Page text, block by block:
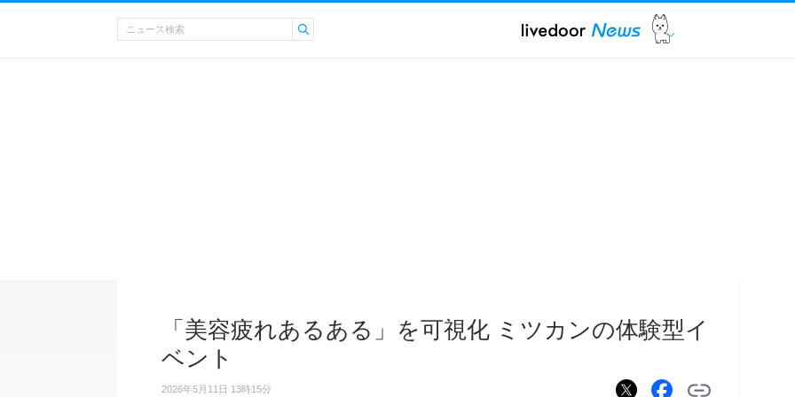
「美容疲れあるある」を可視化 ミツカンの体験型イ
ベント
2026年5月11日 13時15分